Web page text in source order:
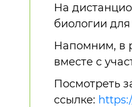
На
биологии для
Напомним, в
вместе с
Посмотреть
ссылке: